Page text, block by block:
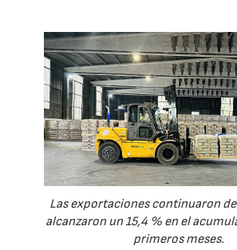
Las exportaciones continuaron
alcanzaron un 15,4 % en el
primeros meses.